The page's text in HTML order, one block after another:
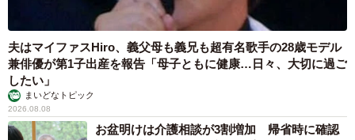
夫はマイファスHiro、義父母も義兄も超有名歌手の28歳モデル
兼俳優が第1子出産を報告「母子ともに健康…日々、大切に過ご
したい」
まいどなトピック
2026.08.08
お盆明けは介護相談が3割増加 帰省時に確認